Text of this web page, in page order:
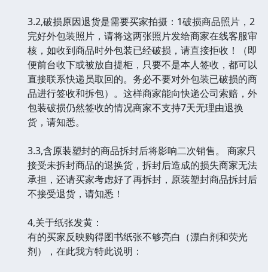
3.2,破损原因退货是需要买家拍摄：1破损商品照片，2
完好外包装照片，请将这两张照片发给商家在线客服审
核，如收到商品时外包装已经破损，请直接拒收！（即
便前台收下或被放自提柜，只要不是本人签收，都可以
直接联系快递员取回的。务必不要对外包装已破损的商
品进行签收和拆包）。这样商家能向快递公司索赔，外
包装破损仍然签收的情况商家不支持7天无理由退换
货，请知悉。
3.3,含原装塑封的商品拆封后将影响二次销售。 商家只
接受未拆封商品的退换货，拆封后造成的损失商家无法
承担，还请买家考虑好了再拆封，原装塑封商品拆封后
不接受退货，请知悉！
4,关于纸张发黄：
有的买家反映购得图书纸张不够亮白（漂白剂和荧光
剂），在此我方特此说明：